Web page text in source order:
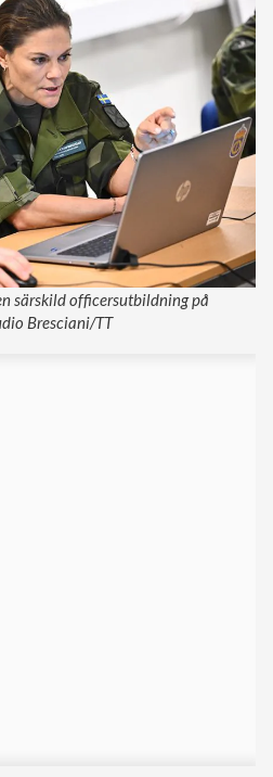
särskild officersutbildning på
Bresciani/TT